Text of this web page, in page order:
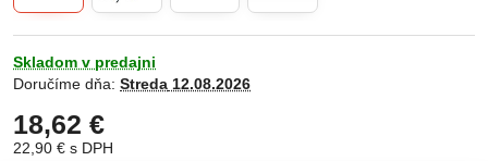
Skladom v predajni
Doručíme dňa: Streda 12.08.2026
18,62 €
22,90 € s DPH